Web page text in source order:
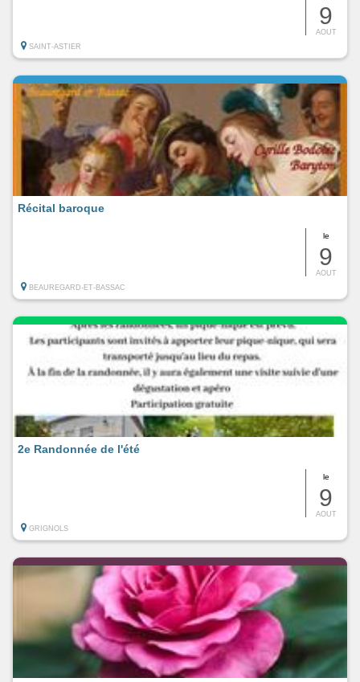
9
AOUT
SAINT-ASTIER
le
9
AOUT
Récital baroque
BEAUREGARD-ET-BASSAC
le
9
AOUT
2e Randonnée de l'été
GRIGNOLS